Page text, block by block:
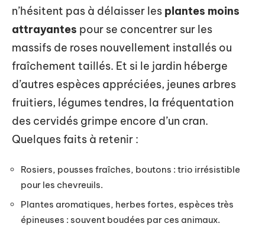
n’hésitent pas à délaisser les plantes moins
attrayantes pour se concentrer sur les
massifs de roses nouvellement installés ou
fraîchement taillés. Et si le jardin héberge
d’autres espèces appréciées, jeunes arbres
fruitiers, légumes tendres, la fréquentation
des cervidés grimpe encore d’un cran.
Quelques faits à retenir :
Rosiers, pousses fraîches, boutons : trio irrésistible
pour les chevreuils.
Plantes aromatiques, herbes fortes, espèces très
épineuses : souvent boudées par ces animaux.